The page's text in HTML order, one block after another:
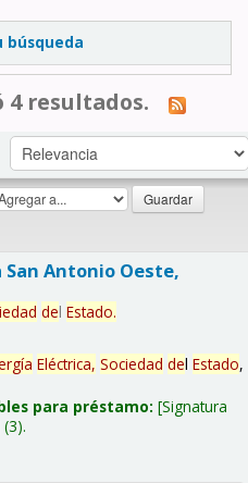
búsqueda
4 resultados.
Antonio Oeste,
del Estado.
Eléctrica, Sociedad del Estado,
para préstamo: Signatura
(3).